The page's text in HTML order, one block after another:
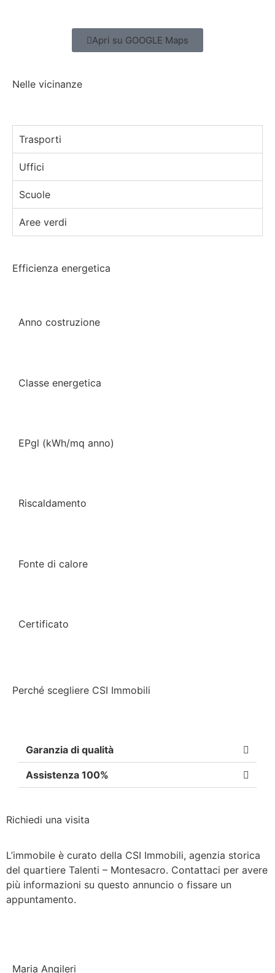
Tipo di proprietà
Apri su GOOGLE Maps
Nelle vicinanze
Trasporti
Uffici
Scuole
Aree verdi
Efficienza energetica
Anno costruzione
Classe energetica
EPgl (kWh/mq anno)
Riscaldamento
Fonte di calore
Certificato
Perché scegliere CSI Immobili
Garanzia di qualità
Assistenza 100%
Richiedi una visita
L’immobile è curato della CSI Immobili, agenzia storica
del quartiere Talenti – Montesacro. Contattaci per avere
più informazioni su questo annuncio o fissare un
appuntamento.
Maria Angileri